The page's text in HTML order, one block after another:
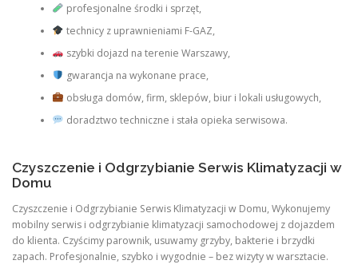
profesjonalne środki i sprzęt,
technicy z uprawnieniami F-GAZ,
szybki dojazd na terenie Warszawy,
gwarancja na wykonane prace,
obsługa domów, firm, sklepów, biur i lokali usługowych,
doradztwo techniczne i stała opieka serwisowa.
Czyszczenie i Odgrzybianie Serwis Klimatyzacji w
Domu
Czyszczenie i Odgrzybianie Serwis Klimatyzacji w Domu, Wykonujemy
mobilny serwis i odgrzybianie klimatyzacji samochodowej z dojazdem
do klienta. Czyścimy parownik, usuwamy grzyby, bakterie i brzydki
zapach. Profesjonalnie, szybko i wygodnie – bez wizyty w warsztacie.